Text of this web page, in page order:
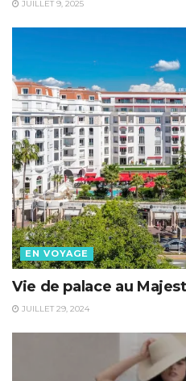
JUILLET 9, 2025
EN VOYAGE
Vie de palace au
JUILLET 29, 2024